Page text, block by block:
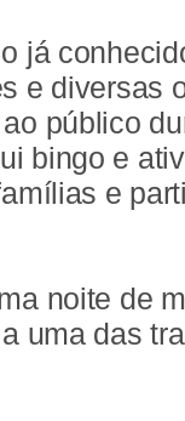
já
e diversas
público
bingo e
e
noite de
uma das